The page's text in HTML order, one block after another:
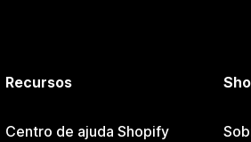
Recursos
Centro de ajuda Shopify